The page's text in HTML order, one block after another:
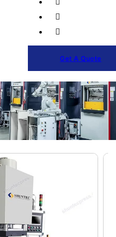
Get A Quote